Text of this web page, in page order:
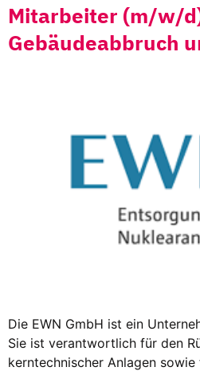
Mitarbeiter (m/w/
Gebäudeabbruch
Die EWN GmbH ist ein
Sie ist verantwortlich für den
kerntechnischer Anlagen